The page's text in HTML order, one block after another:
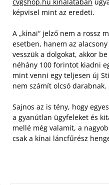
képvisel mint az eredeti.
A „kínai“ jelző nem a rossz
esetben, hanem az
vesszük a dolgokat, akkor
néhány 100 forintot kiadni
mint venni egy teljesen új
nem számít olcsó darabnak.
Sajnos az is tény, hogy
a gyanútlan ügyfeleket és
mellé még valamit, a
csak a kínai láncfűrész